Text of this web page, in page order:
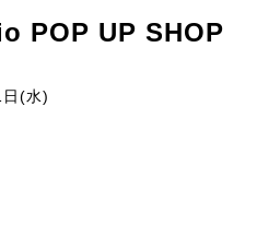
POP UP SHOP
(水)